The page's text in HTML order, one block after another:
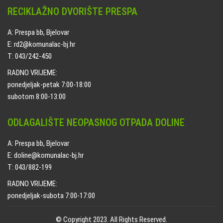
RECIKLAŽNO DVORIŠTE PRESPA
A: Prespa bb, Bjelovar
E: rd2@komunalac-bj.hr
T: 043/242-450
RADNO VRIJEME:
ponedjeljak-petak 7:00-18:00
subotom 8:00-13:00
ODLAGALIŠTE NEOPASNOG OTPADA DOLINE
A: Prespa bb, Bjelovar
E: doline@komunalac-bj.hr
T: 043/882-199
RADNO VRIJEME:
ponedjeljak-subota 7:00-17:00
© Copyright 2023. All Rights Reserved.